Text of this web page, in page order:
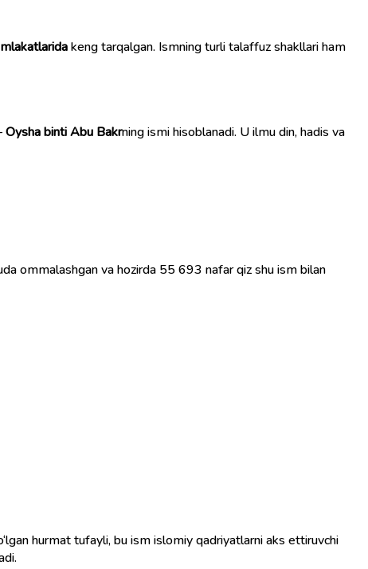
keng tarqalgan. Ismning turli talaffuz shakllari ham
Oysha binti Abu Bakrning ismi hisoblanadi. U ilmu din, hadis va
ommalashgan va hozirda 55 693 nafar qiz shu ism bilan
hurmat tufayli, bu ism islomiy qadriyatlarni aks ettiruvchi